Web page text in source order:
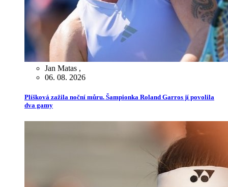
Jan Matas ,
06. 08. 2026
Plíšková zažila noční můru. Šampionka Roland Garros jí povolila
dva gamy